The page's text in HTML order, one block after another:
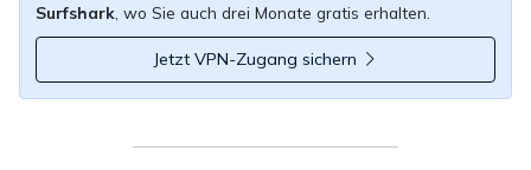
Surfshark, wo Sie auch drei Monate gratis erhalten.
Jetzt VPN-Zugang sichern